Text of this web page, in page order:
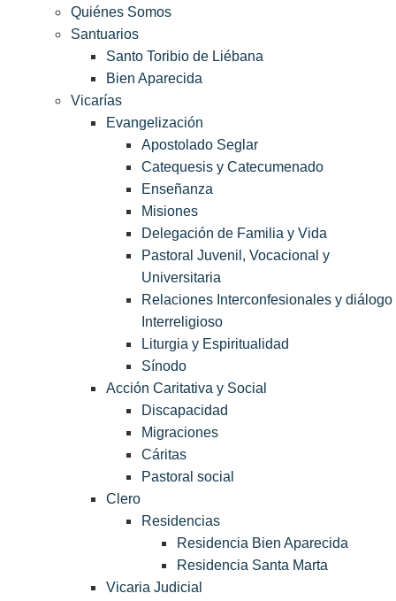
Quiénes Somos
Santuarios
Santo Toribio de Liébana
Bien Aparecida
Vicarías
Evangelización
Apostolado Seglar
Catequesis y Catecumenado
Enseñanza
Misiones
Delegación de Familia y Vida
Pastoral Juvenil, Vocacional y
Universitaria
Relaciones Interconfesionales y diálogo
Interreligioso
Liturgia y Espiritualidad
Sínodo
Acción Caritativa y Social
Discapacidad
Migraciones
Cáritas
Pastoral social
Clero
Residencias
Residencia Bien Aparecida
Residencia Santa Marta
Vicaria Judicial